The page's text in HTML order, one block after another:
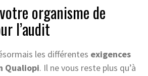
organisme de
l’audit
les différentes exigences
Qualiopi. Il ne vous reste plus qu’à